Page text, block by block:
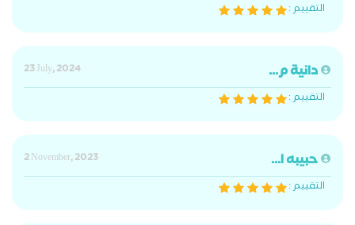
التقييم :
دانية م...
23 July, 2024
التقييم :
حبيبه ا...
2 November, 2023
التقييم :